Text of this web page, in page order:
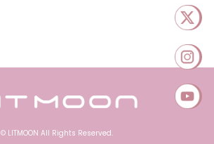
© LITMOON All Rights Reserved.